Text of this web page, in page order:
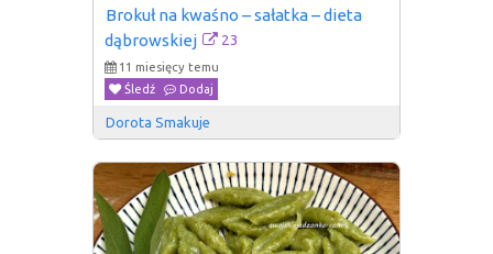
Brokuł na kwaśno – sałatka – dieta
dąbrowskiej
23
11 miesięcy temu
Śledź
Dodaj
Dorota Smakuje